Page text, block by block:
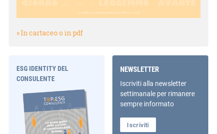
» In cartaceo o in pdf
ESG IDENTITY DEL
CONSULENTE
NEWSLETTER
Iscriviti alla newsletter
settimanale per rimanere
sempre informato
Iscriviti